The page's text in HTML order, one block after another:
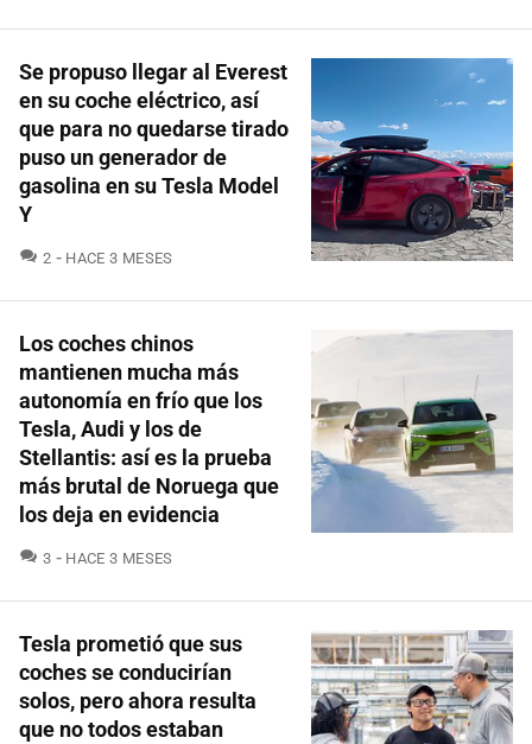
Se propuso llegar al Everest
en su coche eléctrico, así
que para no quedarse tirado
puso un generador de
gasolina en su Tesla Model
Y
2 COMENTARIOS
HACE 3 MESES
Los coches chinos
mantienen mucha más
autonomía en frío que los
Tesla, Audi y los de
Stellantis: así es la prueba
más brutal de Noruega que
los deja en evidencia
3 COMENTARIOS
HACE 3 MESES
Tesla prometió que sus
coches se conducirían
solos, pero ahora resulta
que no todos estaban